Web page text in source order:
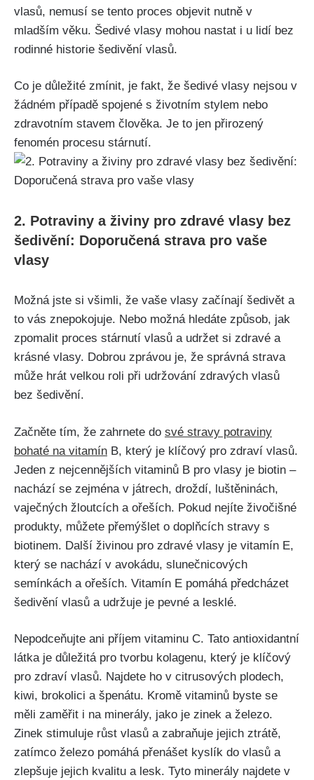
vlasů, nemusí se tento proces objevit ‌nutně‌ v
mladším věku. Šedivé vlasy mohou nastat i u lidí bez
rodinné historie šedivění vlasů.
Co je⁤ důležité zmínit, je fakt, že šedivé vlasy nejsou v
žádném případě spojené s životním ⁤stylem nebo
zdravotním stavem člověka. Je to jen přirozený
fenomén procesu stárnutí.
2. Potraviny a ‍živiny pro zdravé vlasy bez
šedivění: Doporučená strava pro vaše
vlasy
Možná jste si všimli, že vaše vlasy začínají šedivět a
to vás znepokojuje. Nebo možná hledáte ‍způsob, jak
zpomalit ‍proces stárnutí vlasů a ​udržet si zdravé a
krásné vlasy. Dobrou zprávou⁢ je, že ​správná strava
může⁢ hrát velkou roli‍ při udržování zdravých ⁤vlasů
bez šedivění.
Začněte tím, že zahrnete⁣ do své stravy potraviny
bohaté na vitamín B, který je klíčový pro zdraví⁢ vlasů.
Jeden z nejcennějších vitaminů⁤ B pro vlasy je biotin‌ –
nachází se zejména v játrech, ‌droždí, luštěninách,
vaječných žloutcích a ořeších. Pokud nejíte živočišné⁢
produkty, můžete⁢ přemýšlet o doplňcích⁤ stravy s
biotinem. Další živinou pro zdravé vlasy je vitamín E,
který se nachází v avokádu, slunečnicových
semínkách a ‍ořeších. Vitamín E pomáhá předcházet
šedivění vlasů a‌ udržuje je pevné a lesklé.
Nepodceňujte ani příjem vitaminu C.⁢ Tato antioxidantní
látka je důležitá pro tvorbu kolagenu, který je klíčový
pro zdraví vlasů.⁤ Najdete ho v citrusových plodech,
kiwi, brokolici a špenátu. Kromě vitaminů byste se
měli​ zaměřit i na minerály, jako je⁤ zinek a ⁣železo.
⁢Zinek stimuluje růst vlasů ⁤a​ zabraňuje jejich ztrátě,
zatímco⁤ železo ​pomáhá přenášet kyslík do vlasů a
zlepšuje jejich kvalitu a ⁣lesk. Tyto minerály najdete v